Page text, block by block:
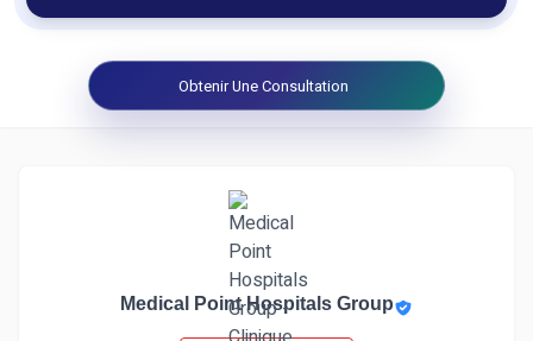
Obtenir Une Consultation
Medical Point Hospitals Group